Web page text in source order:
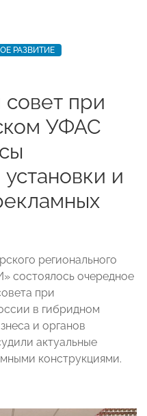
РАЗВИТИЕ
при
УФАС
и
регионального
состоялось очередное
при
в гибридном
и органов
актуальные
конструкциями.